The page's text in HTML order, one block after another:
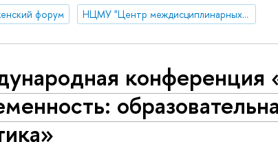
форум НЦМУ "Центр междисциплинарных исследований человеческого потенциала"
конференция